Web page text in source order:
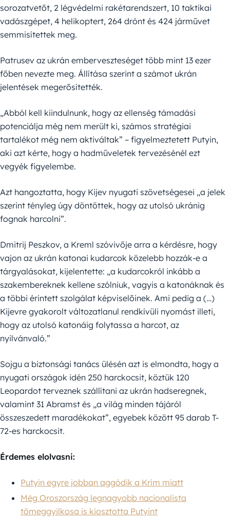
sorozatvetőt, 2 légvédelmi rakétarendszert, 10 taktikai
vadászgépet, 4 helikoptert, 264 drónt és 424 járművet
semmisítettek meg.
Patrusev az ukrán emberveszteséget több mint 13 ezer
főben nevezte meg. Állítása szerint a számot ukrán
jelentések megerősítették.
„Abból kell kiindulnunk, hogy az ellenség támadási
potenciálja még nem merült ki, számos stratégiai
tartalékot még nem aktiváltak” – figyelmeztetett Putyin,
aki azt kérte, hogy a hadműveletek tervezésénél ezt
vegyék figyelembe.
Azt hangoztatta, hogy Kijev nyugati szövetségesei „a jelek
szerint tényleg úgy döntöttek, hogy az utolsó ukránig
fognak harcolni”.
Dmitrij Peszkov, a Kreml szóvivője arra a kérdésre, hogy
vajon az ukrán katonai kudarcok közelebb hozzák-e a
tárgyalásokat, kijelentette: „a kudarcokról inkább a
szakembereknek kellene szólniuk, vagyis a katonáknak és
a többi érintett szolgálat képviselőinek. Ami pedig a (…)
Kijevre gyakorolt változatlanul rendkívüli nyomást illeti,
hogy az utolsó katonáig folytassa a harcot, az
nyilvánvaló.”
Sojgu a biztonsági tanács ülésén azt is elmondta, hogy a
nyugati országok idén 250 harckocsit, köztük 120
Leopardot terveznek szállítani az ukrán hadseregnek,
valamint 31 Abramst és „a világ minden tájáról
összeszedett maradékokat”, egyebek között 95 darab T-
72-es harckocsit.
Érdemes elolvasni:
Putyin egyre jobban aggódik a Krím miatt
Még Oroszország legnagyobb nacionalista
tömeggyilkosa is kiosztotta Putyint